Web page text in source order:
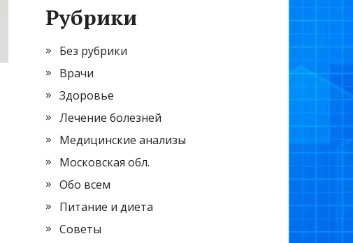
Рубрики
Без рубрики
Врачи
Здоровье
Лечение болезней
Медицинские анализы
Московская обл.
Обо всем
Питание и диета
Советы